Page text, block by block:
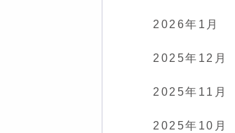
2026年1月
2025年12月
2025年11月
2025年10月